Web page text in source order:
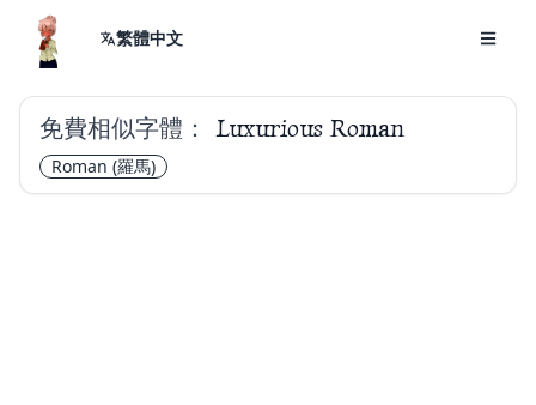
繁體中文
免費相似字體： Luxurious Roman
Roman (羅馬)